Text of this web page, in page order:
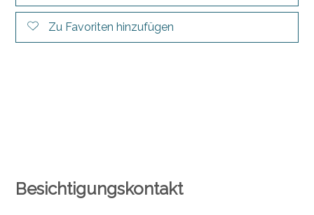
Zu Favoriten hinzufügen
Besichtigungskontakt